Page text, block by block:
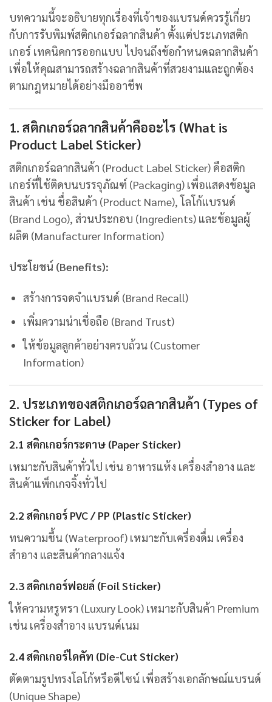
บทความนี้จะอธิบายทุกเรื่องที่เจ้าของแบรนด์ควรรู้เกี่ยว
กับการรับพิมพ์สติกเกอร์ฉลากสินค้า ตั้งแต่ประเภทสติก
เกอร์ เทคนิคการออกแบบ ไปจนถึงข้อกำหนดฉลากสินค้า
เพื่อให้คุณสามารถสร้างฉลากสินค้าที่สวยงามและถูกต้อง
ตามกฎหมายได้อย่างมืออาชีพ
1. สติกเกอร์ฉลากสินค้าคืออะไร (What is
Product Label Sticker)
สติกเกอร์ฉลากสินค้า (Product Label Sticker) คือสติก
เกอร์ที่ใช้ติดบนบรรจุภัณฑ์ (Packaging) เพื่อแสดงข้อมูล
สินค้า เช่น ชื่อสินค้า (Product Name), โลโก้แบรนด์
(Brand Logo), ส่วนประกอบ (Ingredients) และข้อมูลผู้
ผลิต (Manufacturer Information)
ประโยชน์ (Benefits):
สร้างการจดจำแบรนด์ (Brand Recall)
เพิ่มความน่าเชื่อถือ (Brand Trust)
ให้ข้อมูลลูกค้าอย่างครบถ้วน (Customer
Information)
2. ประเภทของสติกเกอร์ฉลากสินค้า (Types of
Sticker for Label)
2.1 สติกเกอร์กระดาษ (Paper Sticker)
เหมาะกับสินค้าทั่วไป เช่น อาหารแห้ง เครื่องสำอาง และ
สินค้าแพ็กเกจจิ้งทั่วไป
2.2 สติกเกอร์ PVC / PP (Plastic Sticker)
ทนความชื้น (Waterproof) เหมาะกับเครื่องดื่ม เครื่อง
สำอาง และสินค้ากลางแจ้ง
2.3 สติกเกอร์ฟอยล์ (Foil Sticker)
ให้ความหรูหรา (Luxury Look) เหมาะกับสินค้า Premium
เช่น เครื่องสำอาง แบรนด์เนม
2.4 สติกเกอร์ไดคัท (Die-Cut Sticker)
ตัดตามรูปทรงโลโก้หรือดีไซน์ เพื่อสร้างเอกลักษณ์แบรนด์
(Unique Shape)